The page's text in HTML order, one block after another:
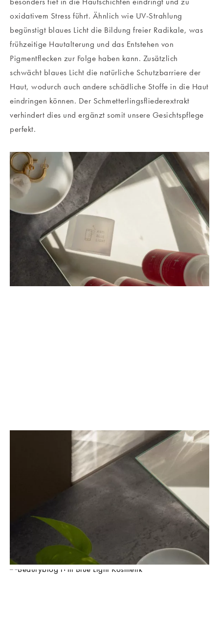
oxidativem Stress führt. Ähnlich wie UV-Strahlung
begünstigt blaues Licht die Bildung freier Radikale, was
frühzeitige Hautalterung und das Entstehen von
Pigmentflecken zur Folge haben kann. Zusätzlich
schwächt blaues Licht die natürliche Schutzbarriere der
Haut, wodurch auch andere schädliche Stoffe in die Haut
eindringen können. Der Schmetterlingsfliederextrakt
verhindert dies und ergänzt somit unsere Gesichtspflege
perfekt.